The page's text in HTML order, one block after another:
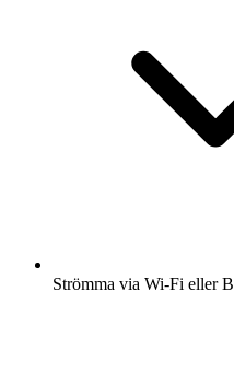
Strömma via Wi-Fi eller